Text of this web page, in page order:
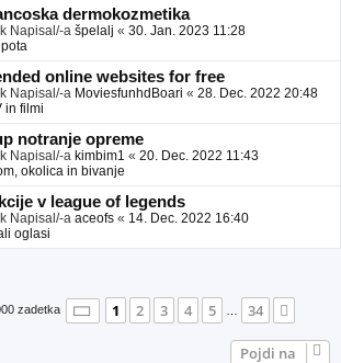
dermokozmetika
Napisal/-a špelalj « 30. Jan. 2023 11:28
online websites for free
Napisal/-a MoviesfunhdBoari « 28. Dec. 2022 20:48
in filmi
notranje opreme
Napisal/-a kimbim1 « 20. Dec. 2022 11:43
okolica in bivanje
v league of legends
Napisal/-a aceofs « 14. Dec. 2022 16:40
oglasi
zadetka Stran 1od34
1 2 3 4 5 … 34
Pojdi na